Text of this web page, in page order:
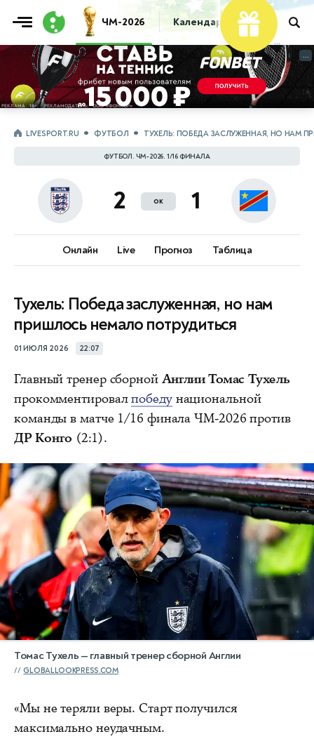
ЧМ-2026 Календарь Таблица
...
...
LIVESPORT.RU ФУТБОЛ ТУХЕЛЬ: ПОБЕДА ЗАСЛУЖЕННАЯ, НО НАМ
ФУТБОЛ. ЧМ-2026. 1/16 ФИНАЛА
2 ок 1
Онлайн Live Прогноз Таблица
Тухель: Победа заслуженная, но нам
пришлось немало потрудиться
01 ИЮЛЯ 2026 22:07
Главный тренер сборной Англии Томас Тухель
прокомментировалпобедунациональной
команды в матче 1/16 финала ЧМ-2026 против
ДР Конго (2:1).
Томас Тухель — главный тренер сборной Англии
GLOBALLOOKPRESS.COM
«Мы не теряли веры. Старт получился
максимально неудачным.